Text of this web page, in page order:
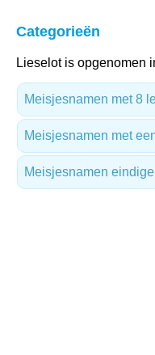
Categorieën
Lieselot is opgenomen
Meisjesnamen met 8
Meisjesnamen met
Meisjesnamen